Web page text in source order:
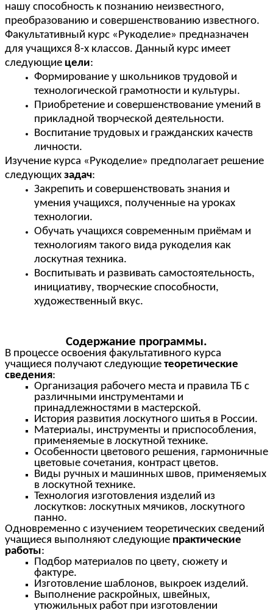
нашу способность к познанию неизвестного,
преобразованию и совершенствованию известного.
Факультативный курс «Рукоделие» предназначен
для учащихся 8-х классов. Данный курс имеет
следующие цели:
Формирование у школьников трудовой и
технологической грамотности и культуры.
Приобретение и совершенствование умений в
прикладной творческой деятельности.
Воспитание трудовых и гражданских качеств
личности.
Изучение курса «Рукоделие» предполагает решение
следующих задач:
Закрепить и совершенствовать знания и
умения учащихся, полученные на уроках
технологии.
Обучать учащихся современным приёмам и
технологиям такого вида рукоделия как
лоскутная техника.
Воспитывать и развивать самостоятельность,
инициативу, творческие способности,
художественный вкус.
Содержание программы.
В процессе освоения факультативного курса
учащиеся получают следующие теоретические
сведения:
Организация рабочего места и правила ТБ с
различными инструментами и
принадлежностями в мастерской.
История развития лоскутного шитья в России.
Материалы, инструменты и приспособления,
применяемые в лоскутной технике.
Особенности цветового решения, гармоничные
цветовые сочетания, контраст цветов.
Виды ручных и машинных швов, применяемых
в лоскутной технике.
Технология изготовления изделий из
лоскутков: лоскутных мячиков, лоскутного
панно.
Одновременно с изучением теоретических сведений
учащиеся выполняют следующие практические
работы:
Подбор материалов по цвету, сюжету и
фактуре.
Изготовление шаблонов, выкроек изделий.
Выполнение раскройных, швейных,
утюжильных работ при изготовлении